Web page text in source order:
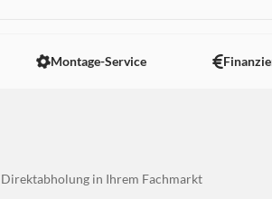
Montage-Service
Direktabholung in Ihrem Fachmarkt